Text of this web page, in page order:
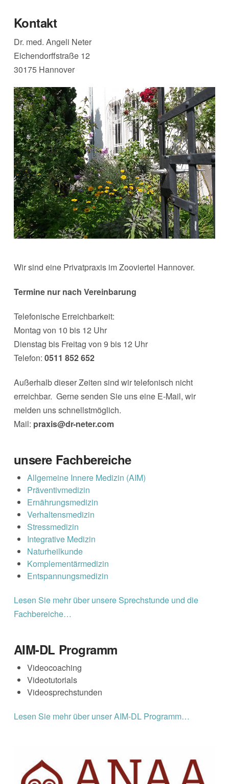
Kontakt
Dr. med. Angeli Neter
Eichendorffstraße 12
30175 Hannover
Wir sind eine Privatpraxis im Zooviertel Hannover.
Termine nur nach Vereinbarung
Telefonische Erreichbarkeit:
Montag von 10 bis 12 Uhr
Dienstag bis Freitag von 9 bis 12 Uhr
Telefon: 0511 852 652
Außerhalb dieser Zeiten sind wir telefonisch nicht
erreichbar. Gerne senden Sie uns eine E-Mail, wir
melden uns schnellstmöglich.
Mail: praxis@dr-neter.com
unsere Fachbereiche
Allgemeine Innere Medizin (AIM)
Präventivmedizin
Ernährungsmedizin
Verhaltensmedizin
Stressmedizin
Integrative Medizin
Naturheilkunde
Komplementärmedizin
Entspannungsmedizin
Lesen Sie mehr über unsere Sprechstunde und die
Fachbereiche…
AIM-DL Programm
Videocoaching
Videotutorials
Videosprechstunden
Lesen Sie mehr über unser AIM-DL Programm…